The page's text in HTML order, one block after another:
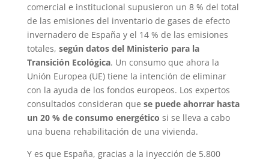
comercial e institucional supusieron un 8 % del total
de las emisiones del inventario de gases de efecto
invernadero de España y el 14 % de las emisiones
totales, según datos del Ministerio para la
Transición Ecológica. Un consumo que ahora la
Unión Europea (UE) tiene la intención de eliminar
con la ayuda de los fondos europeos. Los expertos
consultados consideran que se puede ahorrar hasta
un 20 % de consumo energético si se lleva a cabo
una buena rehabilitación de una vivienda.
Y es que España, gracias a la inyección de 5.800